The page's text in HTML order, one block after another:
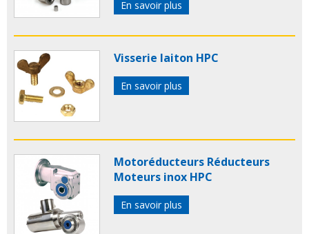
En savoir plus
Visserie laiton HPC
En savoir plus
Motoréducteurs Réducteurs
Moteurs inox HPC
En savoir plus